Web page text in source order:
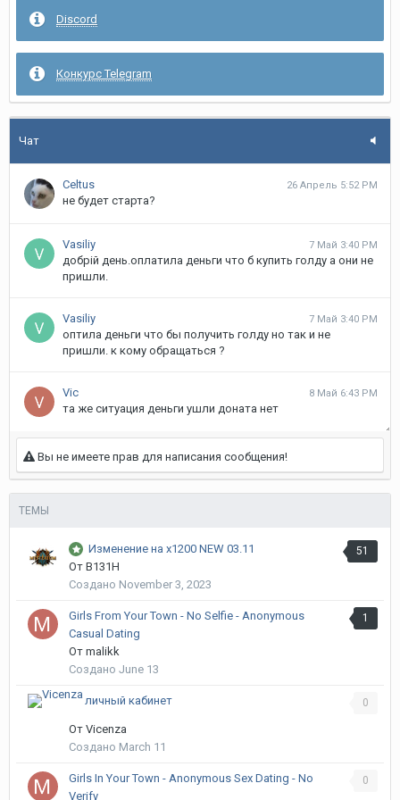
Discord
Конкурс Telegram
Чат
Стоит не просто глянуть а зайти и играть сервер топчик
и снова КУ !
Celtus 26 Апрель 5:52 PM
не будет старта?
Vasiliy 7 Май 3:40 PM
добрій день.оплатила деньги что б купить голду а они не
пришли.
Vasiliy 7 Май 3:40 PM
оптила деньги что бы получить голду но так и не
пришли. к кому обращаться ?
Vic 8 Май 6:43 PM
та же ситуация деньги ушли доната нет
Вы не имеете прав для написания сообщения!
ТЕМЫ
51
Изменение на х1200 NEW 03.11
От B131H
Создано November 3, 2023
1
Girls From Your Town - No Selfie - Anonymous
Casual Dating
От malikk
Создано June 13
0
личный кабинет
От Vicenza
Создано March 11
0
Girls In Your Town - Anonymous Sex Dating - No
Verify